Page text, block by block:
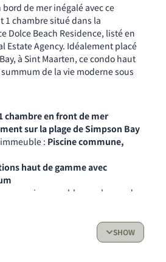
de mer inégalé avec ce
1 chambre situé dans la
Dolce Beach Residence, listé en
Estate Agency. Idéalement placé
à Sint Maarten, ce condo haut
de la vie moderne sous
chambre en front de mer
sur la plage de Simpson Bay
: Piscine commune,
haut de gamme avec
vues imprenables sur la mer des
SHOW